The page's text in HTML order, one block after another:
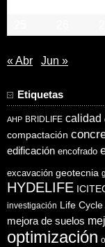
« Abr Jun »
Etiquetas
AHP BRIDLIFE calidad
compactación
edificación encofrado
excavación geotecnia
HYDELIFE
investigación Life
mejora de suelos
optimización